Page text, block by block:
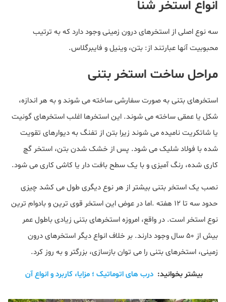
انواع استخر شنا
سه نوع اصلی از استخرهای درون زمینی وجود دارد که به ترتیب
محبوبیت آنها عبارتند از: بتن، وینیل و فایبرگلاس.
مراحل ساخت استخر بتنی
استخرهای بتنی به صورت سفارشی ساخته می شوند و به هر اندازه،
شکل یا عمقی ساخته می شوند. این استخرها اغلب استخرهای گونیت
یا شاتکریت نامیده می شوند زیرا بتن از تفنگ به دیوارهای تقویت
شده با فولاد شلیک می شود. پس از خشک شدن بتن، استخر گچ
کاری شده، رنگ آمیزی و با یک سطح بافت دار یا کاشی کاری می شود.
نصب یک استخر بتنی بیشتر از هر نوع دیگری طول می کشد چیزی
حدود سه تا ۱۲ هفته .اما در عوض این استخر قوی ترین و بادوام ترین
نوع استخر است. در واقع، امروزه استخرهای بتنی زیادی باطول عمر
بیش از ۵۰ سال وجود دارند. بر خلاف انواع دیگر استخرهای درون
زمینی، استخرهای بتنی را می توان بازسازی، بزرگتر و به روز کرد.
بیشتر بخوانید: درب های اتوماتیک ؛ مزایا، کاربرد و انواع آن